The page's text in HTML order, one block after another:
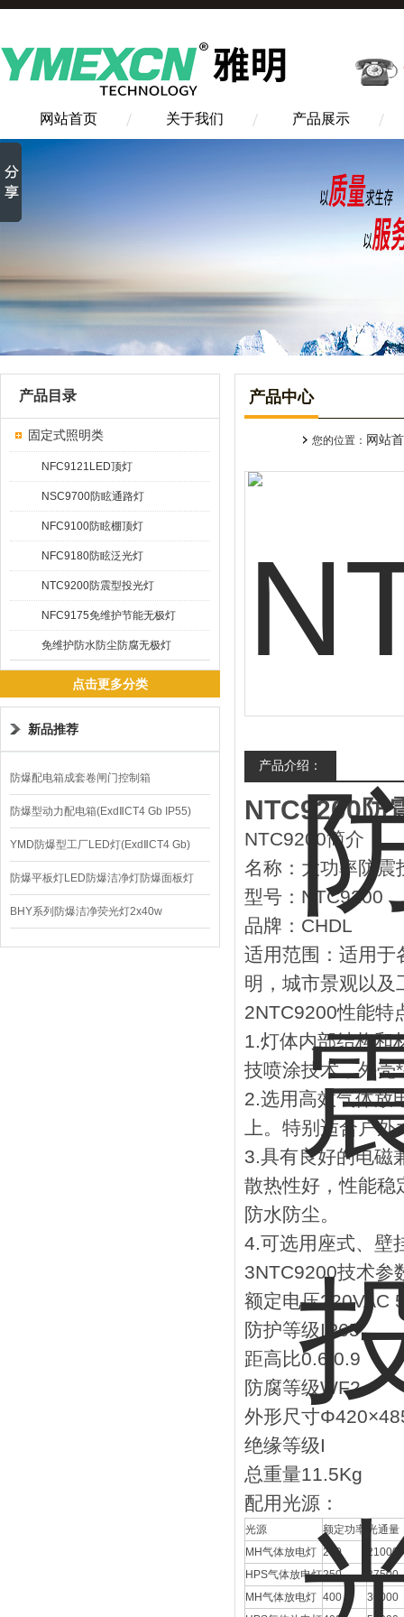
网站首页 关于我们 产品展示
产品目录
固定式照明类
NFC9121LED顶灯
NSC9700防眩通路灯
NFC9100防眩棚顶灯
NFC9180防眩泛光灯
NTC9200防震型投光灯
NFC9175免维护节能无极灯
免维护防水防尘防腐无极灯
点击更多分类
新品推荐
防爆配电箱成套卷闸门控制箱
防爆型动力配电箱(ExdⅡCT4 Gb IP55)
YMD防爆型工厂LED灯(ExdⅡCT4 Gb)
220V/150W
防爆平板灯LED防爆洁净灯防爆面板灯
BHY系列防爆洁净荧光灯2x40w
产品中心
您的位置： 网站
产品介绍：
NTC9200防
NTC9200简介
名称：大功率防震
型号：NTC9200
品牌：CHDL
适用范围：适用于
明，城市景观以及
2NTC9200性能特
1.灯体内部结构和
技喷涂技术，外壳
2.选用高效气体放
上。特别适合户外
3.具有良好的电磁
散热性好，性能稳
防水防尘。
4.可选用座式、壁
3NTC9200技术参
额定电压220VAC
防护等级IP65
距高比0.6/0.9
防腐等级WF2
外形尺寸
绝缘等级I
总重量11.5Kg
配用光源：
光源 额定功率
光通量
MH气体放电灯 250
21000
HPS气体放电灯250
27500
MH气体放电灯 400
36000